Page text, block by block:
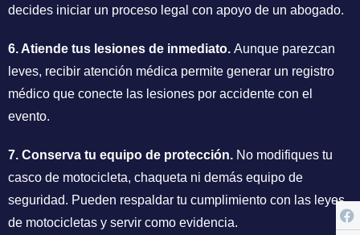
decides iniciar un proceso legal con apoyo de un abogado.
6. Atiende tus lesiones de inmediato. Aunque parezcan
leves, recibir atención médica permite generar un registro
médico que conecte las lesiones por accidente con el
evento.
7. Conserva tu equipo de protección. No modifiques tu
casco de motocicleta, chaqueta ni demás equipo de
seguridad. Pueden respaldar tu cumplimiento con las leyes
de motocicletas y servir como evidencia.